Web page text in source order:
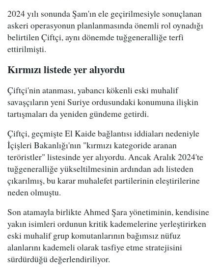
2024 yılı sonunda Şam'ın ele geçirilmesiyle sonuçlanan
askeri operasyonun planlanmasında önemli rol oynadığı
belirtilen Çiftçi, aynı dönemde tuğgeneralliğe terfi
ettirilmişti.
Kırmızı listede yer alıyordu
Çiftçi'nin atanması, yabancı kökenli eski muhalif
savaşçıların yeni Suriye ordusundaki konumuna ilişkin
tartışmaları da yeniden gündeme getirdi.
Çiftçi, geçmişte El Kaide bağlantısı iddiaları nedeniyle
İçişleri Bakanlığı'nın "kırmızı kategoride aranan
teröristler" listesinde yer alıyordu. Ancak Aralık 2024'te
tuğgeneralliğe yükseltilmesinin ardından adı listeden
çıkarılmış, bu karar muhalefet partilerinin eleştirilerine
neden olmuştu.
Son atamayla birlikte Ahmed Şara yönetiminin, kendisine
yakın isimleri ordunun kritik kademelerine yerleştirirken
eski muhalif grup komutanlarının bağımsız nüfuz
alanlarını kademeli olarak tasfiye etme stratejisini
sürdürdüğü değerlendiriliyor.